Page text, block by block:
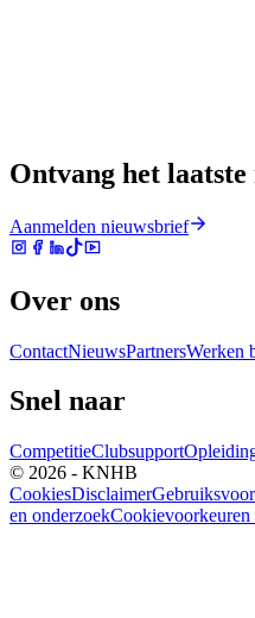
Ontvang het laatste
Aanmelden nieuwsbrief
Over ons
ContactNieuwsPartnersWerken
Snel naar
CompetitieClubsupport
© 2026 - KNHB
CookiesDisclaimer
en onderzoekCookievoorkeuren